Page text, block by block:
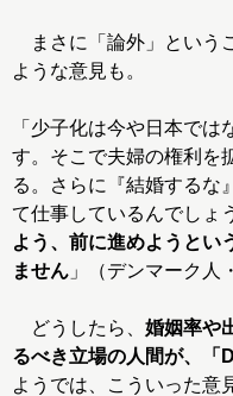
まさに「論外」という
ような意見も。
「少子化は今や日本で
す。そこで夫婦の権利を
る。さらに『結婚するな
て仕事しているんでしょ
よう、前に進めようとい
ません 」（デンマーク人
どうしたら、 婚姻率や
るべき立場の人間が、「
ようでは、こういった意